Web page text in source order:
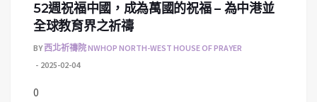
52週祝福中國，成為萬國的祝福 – 為中港並
全球教育界之祈禱
BY西北祈禱院 NWHOP NORTH-WEST HOUSE OF PRAYER
2025-02-04
0